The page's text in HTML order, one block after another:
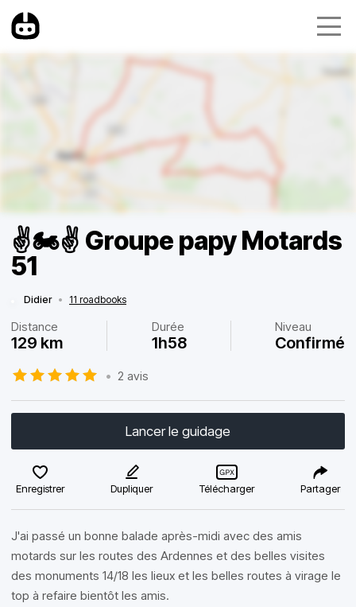
✌️🏍✌️ Groupe papy Motards
51
Didier • 11 roadbooks
Distance
129 km
Durée
1h58
Niveau
Confirmé
• 2 avis
Lancer le guidage
Enregistrer Dupliquer Télécharger Partager
J'ai passé un bonne balade après-midi avec des amis
motards sur les routes des Ardennes et des belles visites
des monuments 14/18 les lieux et les belles routes à virage le
top à refaire bientôt les amis.